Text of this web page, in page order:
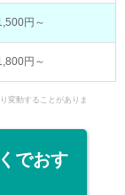
円～
円～
変動することがありま
でおす